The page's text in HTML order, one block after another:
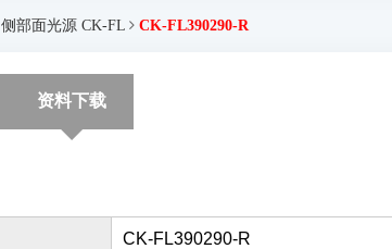
侧部面光源 CK-FL CK-FL390290-R
资料下载
CK-FL390290-R